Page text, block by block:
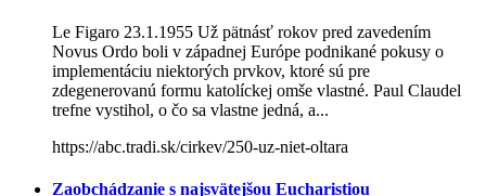
Le Figaro 23.1.1955 Už pätnásť rokov pred zavedením
Novus Ordo boli v západnej Európe podnikané pokusy o
implementáciu niektorých prvkov, ktoré sú pre
zdegenerovanú formu katolíckej omše vlastné. Paul Claudel
trefne vystihol, o čo sa vlastne jedná, a...
https://abc.tradi.sk/cirkev/250-uz-niet-oltara
Zaobchádzanie s najsvätejšou Eucharistiou